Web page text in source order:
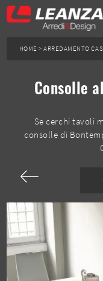
HOME >ARREDAMENTO
Consolle
Se cerchi tavoli
consolle di